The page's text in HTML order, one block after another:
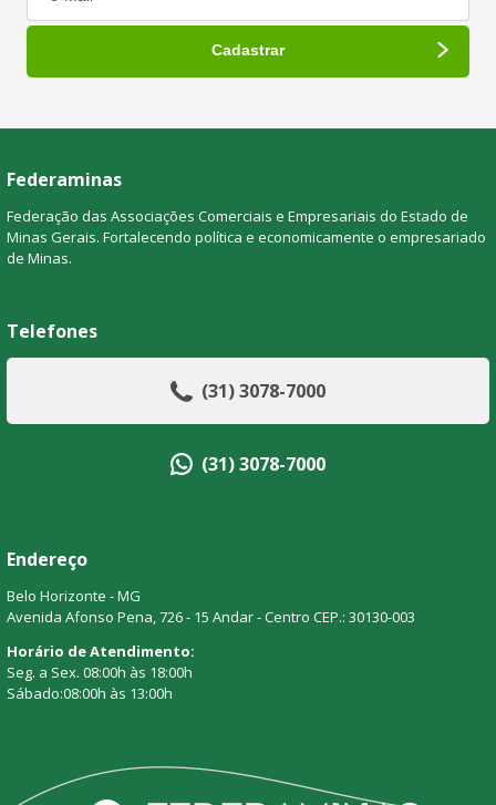
Federaminas
Federação das Associações Comerciais e Empresariais do Estado de
Minas Gerais. Fortalecendo política e economicamente o empresariado
de Minas.
Telefones
(31) 3078-7000
(31) 3078-7000
Endereço
Belo Horizonte - MG
Avenida Afonso Pena, 726 - 15 Andar - Centro CEP.: 30130-003
Horário de Atendimento:
Seg. a Sex. 08:00h às 18:00h
Sábado:08:00h às 13:00h